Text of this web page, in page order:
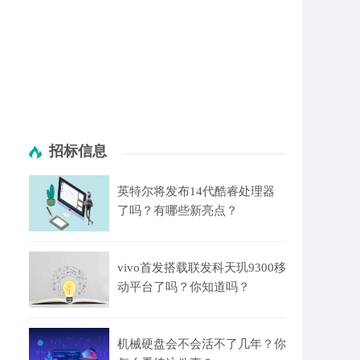
招标信息
英特尔将发布14代酷睿处理器
了吗？有哪些新亮点？
vivo首发搭载联发科天玑9300移
动平台了吗？你知道吗？
机械硬盘会不会活不了几年？你